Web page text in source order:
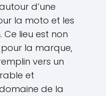
d’une
la moto et les
lieu est non
la marque,
vers un
et
de la